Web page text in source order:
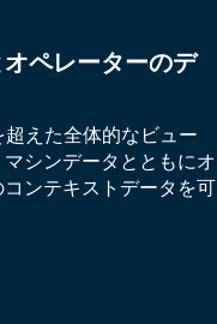
ペレーターのデ
超えた全体的なビュー
シンデータとともにオ
ンテキストデータを可